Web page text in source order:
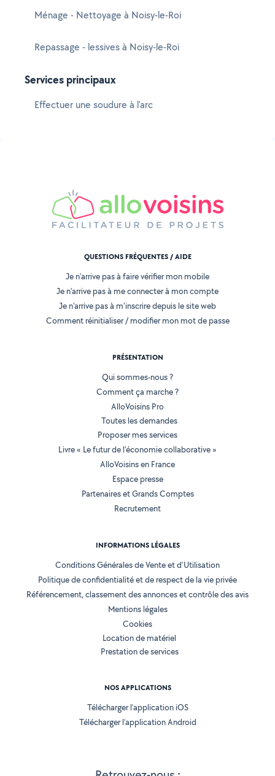
Ménage - Nettoyage à Noisy-le-Roi
Repassage - lessives à Noisy-le-Roi
Services principaux
Effectuer une soudure à l'arc
QUESTIONS FRÉQUENTES / AIDE
Je n'arrive pas à faire vérifier mon mobile
Je n'arrive pas à me connecter à mon compte
Je n'arrive pas à m'inscrire depuis le site web
Comment réinitialiser / modifier mon mot de passe
PRÉSENTATION
Qui sommes-nous ?
Comment ça marche ?
AlloVoisins Pro
Toutes les demandes
Proposer mes services
Livre « Le futur de l'économie collaborative »
AlloVoisins en France
Espace presse
Partenaires et Grands Comptes
Recrutement
INFORMATIONS LÉGALES
Conditions Générales de Vente et d'Utilisation
Politique de confidentialité et de respect de la vie privée
Référencement, classement des annonces et contrôle des avis
Mentions légales
Cookies
Location de matériel
Prestation de services
NOS APPLICATIONS
Télécharger l’application iOS
Télécharger l’application Android